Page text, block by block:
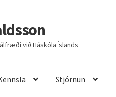
við Háskóla Íslands
Stjórnun